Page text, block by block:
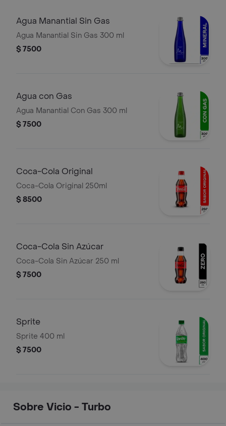
Agua Manantial Sin Gas
Agua Manantial Sin Gas 300 ml
$ 7500
Agua con Gas
Agua Manantial Con Gas 300 ml
$ 7500
Coca-Cola Original
Coca-Cola Original 250ml
$ 8500
Coca-Cola Sin Azúcar
Coca-Cola Sin Azúcar 250 ml
$ 7500
Sprite
Sprite 400 ml
$ 7500
Sobre Vicio - Turbo